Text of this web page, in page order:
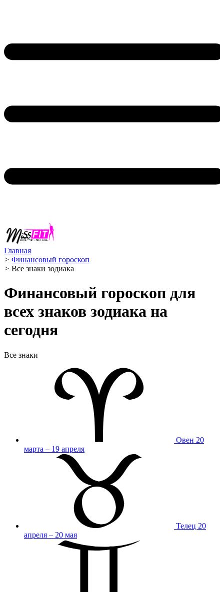
Главная
> Финансовый гороскоп
> Все знаки зодиака
Финансовый гороскоп для
всех знаков зодиака на
сегодня
Все знаки
Овен 20
марта – 19 апреля
Телец 20
апреля – 20 мая